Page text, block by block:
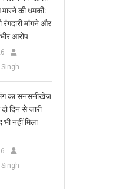
की धमकी:
रंगदारी मांगने और
आरोप
का सनसनीखेज
दिन से जारी
नहीं मिला